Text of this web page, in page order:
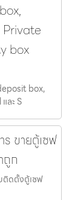
box
box,
ละ S
ขายตู้เซฟ
ถูก
ติดตั้งตู้เซฟ